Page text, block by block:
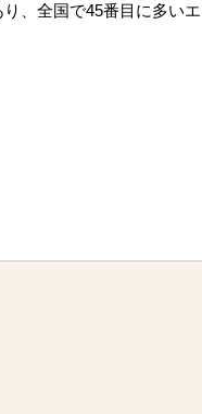
、全国で45番目に多い